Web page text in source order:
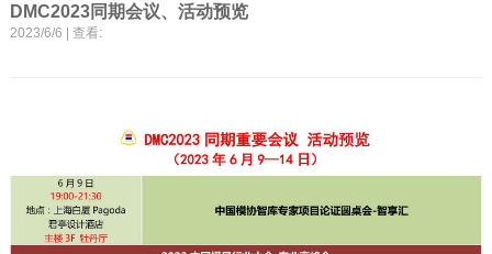
DMC2023同期会议、活动预览
2023/6/6 | 查看: